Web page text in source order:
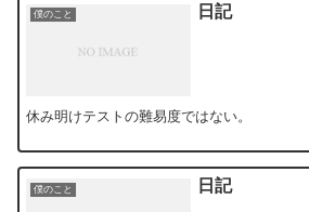
僕のこと 日記
休み明けテストの難易度ではない。
僕のこと 日記